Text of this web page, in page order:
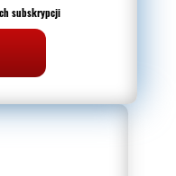
subskrypcji